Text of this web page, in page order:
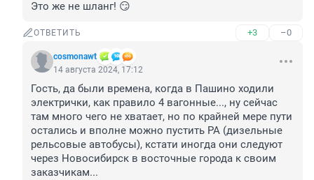
Это же не шланг! 😏
ОТВЕТИТЬ +3 –0
cosmonawt
14 августа 2024, 17:12
Гость, да были времена, когда в Пашино ходили
электрички, как правило 4 вагонные..., ну сейчас
там много чего не хватает, но по крайней мере пути
остались и вполне можно пустить РА (дизельные
рельсовые автобусы), кстати иногда они следуют
через Новосибирск в восточные города к своим
заказчикам...